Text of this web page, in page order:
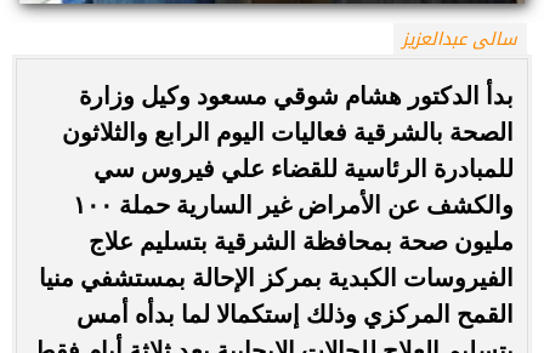
سالى عبدالعزيز
بدأ الدكتور هشام شوقي مسعود وكيل وزارة
الصحة بالشرقية فعاليات اليوم الرابع والثلاثون
للمبادرة الرئاسية للقضاء علي فيروس سي
والكشف عن الأمراض غير السارية حملة ١٠٠
مليون صحة بمحافظة الشرقية بتسليم علاج
الفيروسات الكبدية بمركز الإحالة بمستشفي منيا
القمح المركزي وذلك إستكمالا لما بدأه أمس